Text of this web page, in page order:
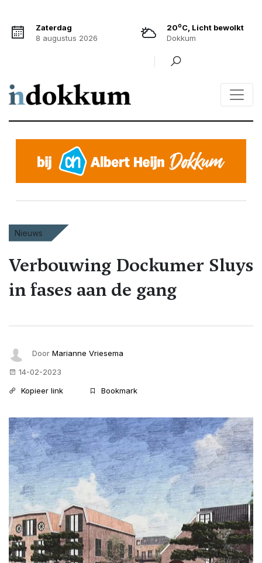
Zaterdag
8 augustus 2026
20oC, Licht bewolkt
Dokkum
Nieuws
Verbouwing Dockumer Sluys
in fases aan de gang
Door Marianne Vriesema
14-02-2023
Kopieer link
Bookmark